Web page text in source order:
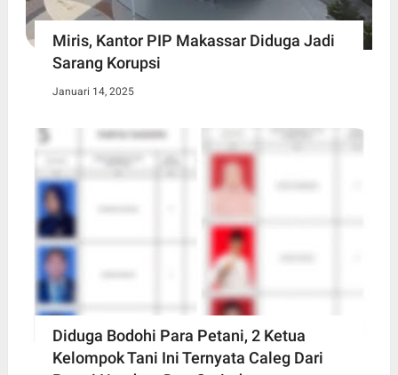
Miris, Kantor PIP Makassar Diduga Jadi
Sarang Korupsi
Januari 14, 2025
Diduga Bodohi Para Petani, 2 Ketua
Kelompok Tani Ini Ternyata Caleg Dari